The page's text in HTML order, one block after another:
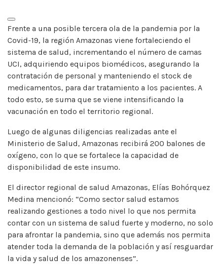
Frente a una posible tercera ola de la pandemia por la
Covid-19, la región Amazonas viene fortaleciendo el
sistema de salud, incrementando el número de camas
UCI, adquiriendo equipos biomédicos, asegurando la
contratación de personal y manteniendo el stock de
medicamentos, para dar tratamiento a los pacientes. A
todo esto, se suma que se viene intensificando la
vacunación en todo el territorio regional.
Luego de algunas diligencias realizadas ante el
Ministerio de Salud, Amazonas recibirá 200 balones de
oxígeno, con lo que se fortalece la capacidad de
disponibilidad de este insumo.
El director regional de salud Amazonas, Elías Bohórquez
Medina mencionó: “Como sector salud estamos
realizando gestiones a todo nivel lo que nos permita
contar con un sistema de salud fuerte y moderno, no solo
para afrontar la pandemia, sino que además nos permita
atender toda la demanda de la población y así resguardar
la vida y salud de los amazonenses”.